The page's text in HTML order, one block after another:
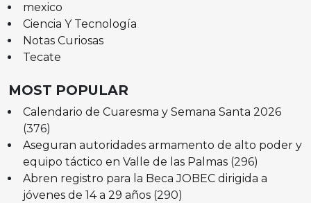
mexico
Ciencia Y Tecnología
Notas Curiosas
Tecate
MOST POPULAR
Calendario de Cuaresma y Semana Santa 2026
(376)
Aseguran autoridades armamento de alto poder y
equipo táctico en Valle de las Palmas (296)
Abren registro para la Beca JOBEC dirigida a
jóvenes de 14 a 29 años (290)